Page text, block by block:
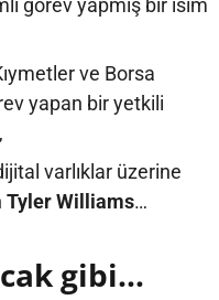
görev yapmış bir isim
ve Borsa
yapan bir yetkili
,
varlıklar üzerine
Tyler Williams…
gibi…